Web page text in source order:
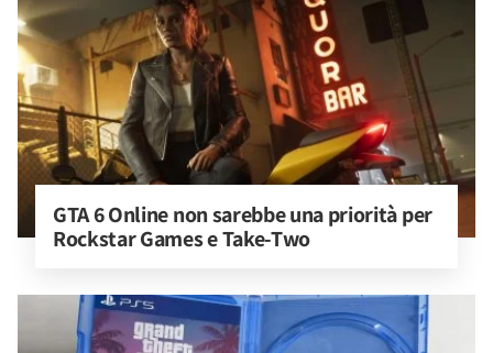
GTA 6 Online non sarebbe una priorità per
Rockstar Games e Take-Two